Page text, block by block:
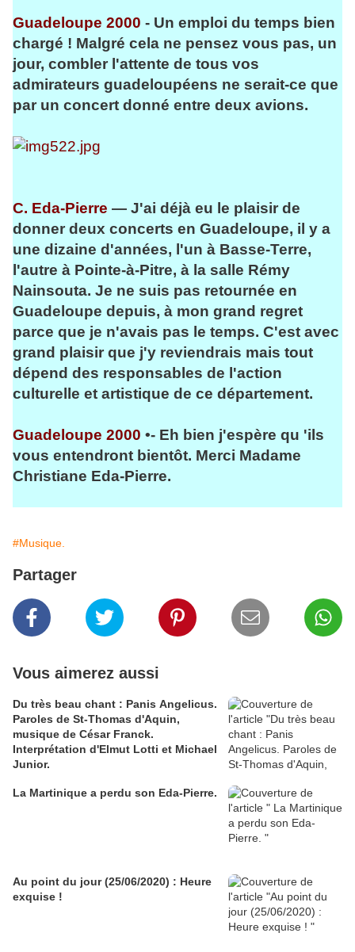
Guadeloupe 2000 - Un emploi du temps bien
chargé ! Malgré cela ne pensez vous pas, un
jour, combler l'attente de tous vos
admirateurs guadeloupéens ne serait-ce que
par un concert donné entre deux avions.
C. Eda-Pierre — J'ai déjà eu le plaisir de
donner deux concerts en Guadeloupe, il y a
une dizaine d'années, l'un à Basse-Terre,
l'autre à Pointe-à-Pitre, à la salle Rémy
Nainsouta. Je ne suis pas retournée en
Guadeloupe depuis, à mon grand regret
parce que je n'avais pas le temps. C'est avec
grand plaisir que j'y reviendrais mais tout
dépend des responsables de l'action
culturelle et artistique de ce département.
Guadeloupe 2000 •- Eh bien j'espère qu 'ils
vous entendront bientôt. Merci Madame
Christiane Eda-Pierre.
#Musique.
Partager
Vous aimerez aussi
Du très beau chant : Panis Angelicus.
Paroles de St-Thomas d'Aquin,
musique de César Franck.
Interprétation d'Elmut Lotti et Michael
Junior.
La Martinique a perdu son Eda-Pierre.
Au point du jour (25/06/2020) : Heure
exquise !